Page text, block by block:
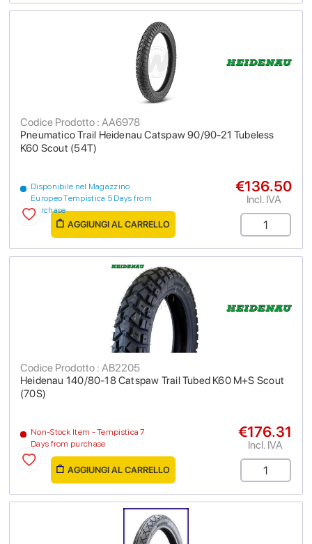
Pneumatico Trail Heidenau Catspaw 90/90-21 Tubeless
K60 Scout (54T)
Codice Prodotto : AA6978
Disponibile nel Magazzino
Europeo Tempistica 5 Days from
purchase
€136.50
Incl. IVA
AGGIUNGI AL CARRELLO
Heidenau 140/80-18 Catspaw Trail Tubed K60 M+S Scout
(70S)
Codice Prodotto : AB2205
Non-Stock Item - Tempistica 7
Days from purchase
€176.31
Incl. IVA
AGGIUNGI AL CARRELLO